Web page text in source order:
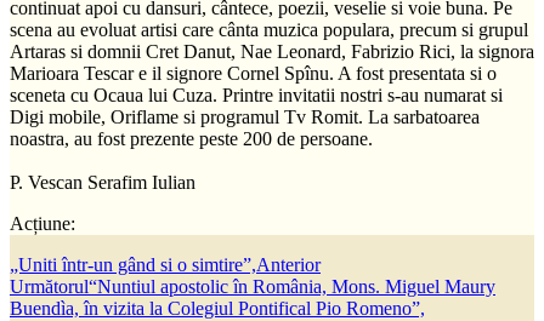
continuat apoi cu dansuri, cântece, poezii, veselie si voie buna. Pe
scena au evoluat artisi care cânta muzica populara, precum si grupul
Artaras si domnii Cret Danut, Nae Leonard, Fabrizio Rici, la signora
Marioara Tescar e il signore Cornel Spînu. A fost presentata si o
sceneta cu Ocaua lui Cuza. Printre invitatii nostri s-au numarat si
Digi mobile, Oriflame si programul Tv Romit. La sarbatoarea
noastra, au fost prezente peste 200 de persoane.
P. Vescan Serafim Iulian
Acțiune:
„Uniti într-un gând si o simtire”,Anterior
Următorul“Nuntiul apostolic în România, Mons. Miguel Maury
Buendìa, în vizita la Colegiul Pontifical Pio Romeno”,